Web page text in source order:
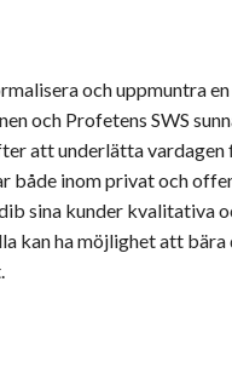
och uppmuntra
och Profetens SWS
att underlätta vardagen
både inom privat och
sina kunder kvalitativa
kan ha möjlighet att bära